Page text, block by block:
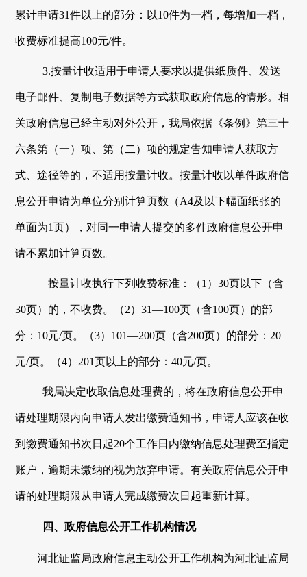
累计申请31件以上的部分：以10件为一档，每增加一档，
收费标准提高100元/件。
3.按量计收适用于申请人要求以提供纸质件、发送
电子邮件、复制电子数据等方式获取政府信息的情形。相
关政府信息已经主动对外公开，我局依据《条例》第三十
六条第（一）项、第（二）项的规定告知申请人获取方
式、途径等的，不适用按量计收。按量计收以单件政府信
息公开申请为单位分别计算页数（A4及以下幅面纸张的
单面为1页），对同一申请人提交的多件政府信息公开申
请不累加计算页数。
按量计收执行下列收费标准： （1 ）30页以下（含
30页）的，不收费。 （2）31—100页（含100页）的部
分：10元/页。 （3） 101—200页（含200页）的部分：20
元/页。 （4） 201页以上的部分：40元/页。
我局决定收取信息处理费的，将在政府信息公开申
请处理期限内向申请人发出缴费通知书，申请人应该在收
到缴费通知书次日起20个工作日内缴纳信息处理费至指定
账户，逾期未缴纳的视为放弃申请。有关政府信息公开申
请的处理期限从申请人完成缴费次日起重新计算。
四、政府信息公开工作机构情况
河北证监局政府信息主动公开工作机构为河北证监局